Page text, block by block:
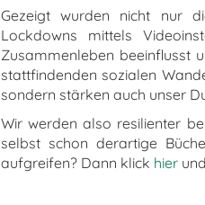
Gezeigt wurden nicht nur
Lockdowns mittels
Zusammenleben beeinflusst
stattfindenden sozialen
sondern stärken auch unser
Wir werden also resilienter
selbst schon derartige
aufgreifen? Dann klick hier